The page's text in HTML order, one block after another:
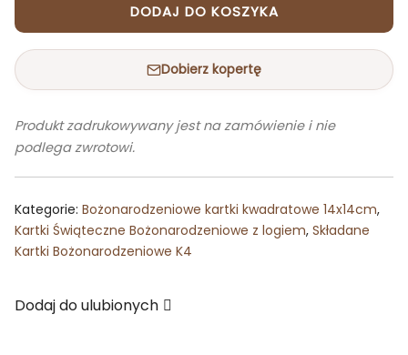
świąteczne
z
logo
TANIEC
DODAJ DO KOSZYKA
Dobierz kopertę
Produkt zadrukowywany jest na zamówienie i nie
podlega zwrotowi.
Kategorie: Bożonarodzeniowe kartki kwadratowe 14x14cm,
Kartki Świąteczne Bożonarodzeniowe z logiem, Składane
Kartki Bożonarodzeniowe K4
Dodaj do ulubionych